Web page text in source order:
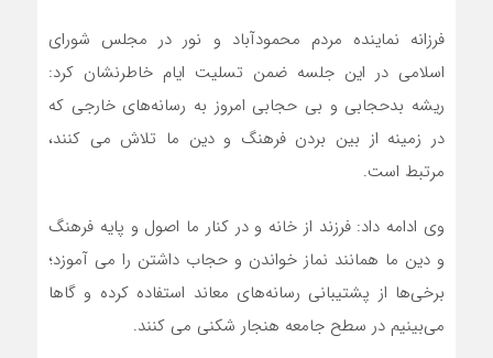
فرزانه نماینده مردم محمودآباد و نور در مجلس شورای
اسلامی در این جلسه ضمن تسلیت ایام خاطرنشان کرد:
ریشه بدحجابی و بی حجابی امروز به رسانه‌های خارجی که
در زمینه از بین بردن فرهنگ و دین ما تلاش می کنند،
مرتبط است.
وی ادامه داد: فرزند از خانه و در کنار ما اصول و پایه فرهنگ
و دین ما همانند نماز خواندن و حجاب داشتن را می آموزد؛
برخی‌ها از پشتیبانی رسانه‌های معاند استفاده کرده و گاها
می‌بینیم در سطح جامعه هنجار شکنی می کنند.